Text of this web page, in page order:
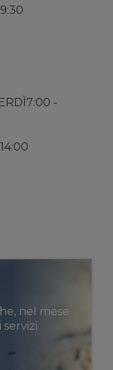
7:00 -
nel mese
servizi